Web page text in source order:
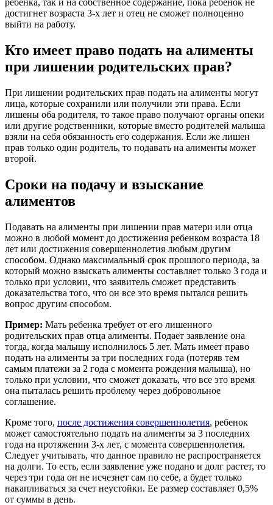
ребенка, так и на собственное содержание, пока ребенок не
достигнет возраста 3-х лет и отец не сможет полноценно
выйти на работу.
Кто имеет право подать на алименты
при лишении родительских прав?
При лишении родительских прав подать на алименты могут
лица, которые сохранили или получили эти права. Если
лишены оба родителя, то такое право получают органы опеки
или другие родственники, которые вместо родителей малыша
взяли на себя обязанность его содержания. Если же лишен
прав только один родитель, то подавать на алименты может
второй.
Сроки на подачу и взыскание
алиментов
Подавать на алименты при лишении прав матери или отца
можно в любой момент до достижения ребенком возраста 18
лет или достижения совершеннолетия любым другим
способом. Однако максимальный срок прошлого периода, за
который можно взыскать алименты составляет только 3 года и
только при условии, что заявитель сможет представить
доказательства того, что он все это время пытался решить
вопрос другим способом.
Пример: Мать ребенка требует от его лишенного
родительских прав отца алименты. Подает заявление она
тогда, когда малышу исполнилось 5 лет. Мать имеет право
подать на алименты за три последних года (потеряв тем
самым платежи за 2 года с момента рождения малыша), но
только при условии, что сможет доказать, что все это время
она пыталась решить проблему через добровольное
соглашение.
Кроме того, после достижения совершеннолетия, ребенок
может самостоятельно подать на алименты за 3 последних
года на протяжении 3-х лет, с момента совершеннолетия.
Следует учитывать, что данное правило не распространяется
на долги. То есть, если заявление уже подано и долг растет, то
через три года он не исчезнет сам по себе, а будет только
накапливаться за счет неустойки. Ее размер составляет 0,5%
от суммы в день.